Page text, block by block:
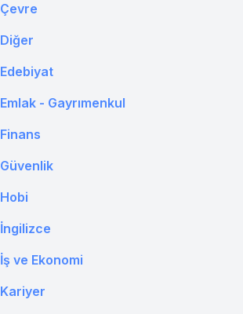
Çevre
Diğer
Edebiyat
Emlak - Gayrımenkul
Finans
Güvenlik
Hobi
İngilizce
İş ve Ekonomi
Kariyer